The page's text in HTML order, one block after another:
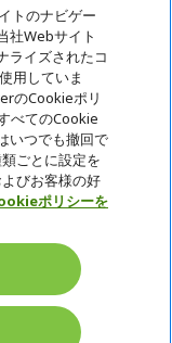
み
トのナビゲー
社Webサイト
ライズされたコ
用していま
のCookieポリ
べてのCookie
いつでも撤回で
ごとに設定を
びお客様の好
ポリシーを